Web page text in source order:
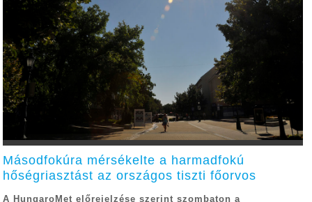
Másodfokúra mérsékelte a harmadfokú
hőségriasztást az országos tiszti főorvos
A HungaroMet előrejelzése szerint szombaton a